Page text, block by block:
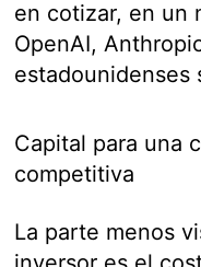
en cotizar, en un
OpenAI,
estadounidenses
Capital para una
competitiva
La parte menos